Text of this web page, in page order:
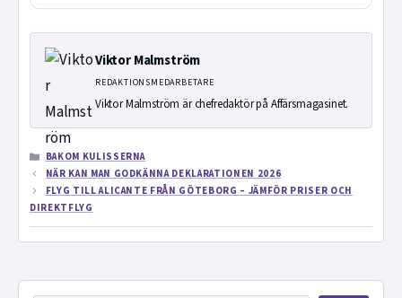
Viktor Malmström
REDAKTIONSMEDARBETARE
Viktor Malmström är chefredaktör på Affärsmagasinet.
KATEGORIER
BAKOM KULISSERNA
NÄR KAN MAN GODKÄNNA DEKLARATIONEN 2026
FLYG TILL ALICANTE FRÅN GÖTEBORG – JÄMFÖR PRISER OCH
DIREKTFLYG